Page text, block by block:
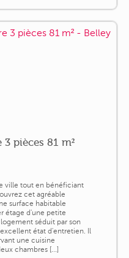
pièces 81 m²
ville tout en bénéficiant
cet agréable
surface habitable
étage d'une petite
séduit par son
état d'entretien. Il
une cuisine
chambres [...]